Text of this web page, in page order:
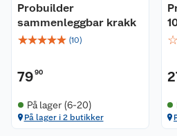
Probuilder
sammenleggbar krakk
☆☆☆☆☆ (10)
7990
På lager (6-20)
På lager i 2 butikker